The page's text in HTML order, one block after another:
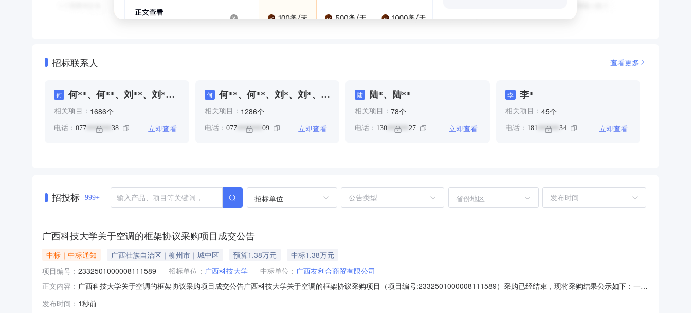
招标联系人 查看更多
何
何**、何**、刘**、刘*、
*、张*、李*、李*、李*、
*、王**、王*、邓**、邓
相关项目： 1686个
电话： 077 ******* 38 立即查看
何
何**、何**、刘*、刘*、周
**、李*、李*、薛**、邓
相关项目： 1286个
电话： 077 ******* 09 立即查看
陆 陆*、陆**
相关项目： 78个
电话： 130 ****** 27 立即查看
李 李*
相关项目： 45个
电话： 181 ****** 34 立即查看
招投标 999+ 招标单位 省份地区
广西科技大学关于空调的框架协议采购项目成交公告
中标｜中标通知 广西壮族自治区｜柳州市｜城中区 预算1.38万元
中标1.38万元
项目编号： 2332501000008111589 招标单位： 广西科技大学 中标单位： 广西友利合商贸有限公司
正文内容： 广西科技大学关于空调的框架协议采购项目成交公告广西科技大学关于空调的框架协议采购项目（项目编号:2332501000008111589）采购已经结束，现将采购结果公示如下：一、
文号信息采购计划金额1广西政采[2026]16699号13820.0项目所在行政区划编码:459900项目所在行政区划名称:广西壮族自治区本级报价起止时间:-二、
发布时间： 1秒前